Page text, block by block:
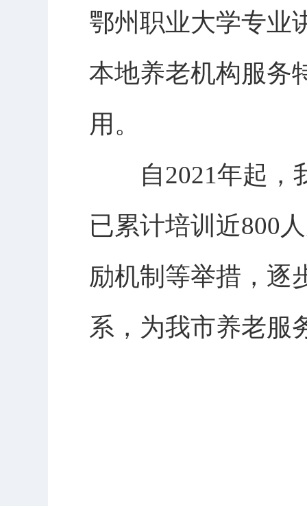
鄂州职业大学专业
本地养老机构服务
用。
自2021年起，我
已累计培训近800
励机制等举措，逐
系，为我市养老服